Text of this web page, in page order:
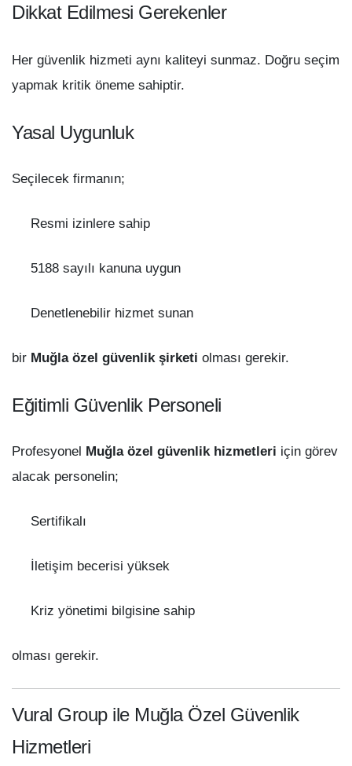
Dikkat Edilmesi Gerekenler
Her güvenlik hizmeti aynı kaliteyi sunmaz. Doğru seçim
yapmak kritik öneme sahiptir.
Yasal Uygunluk
Seçilecek firmanın;
Resmi izinlere sahip
5188 sayılı kanuna uygun
Denetlenebilir hizmet sunan
bir Muğla özel güvenlik şirketi olması gerekir.
Eğitimli Güvenlik Personeli
Profesyonel Muğla özel güvenlik hizmetleri için görev
alacak personelin;
Sertifikalı
İletişim becerisi yüksek
Kriz yönetimi bilgisine sahip
olması gerekir.
Vural Group ile Muğla Özel Güvenlik
Hizmetleri